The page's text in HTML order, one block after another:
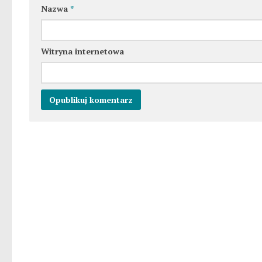
Nazwa *
Witryna internetowa